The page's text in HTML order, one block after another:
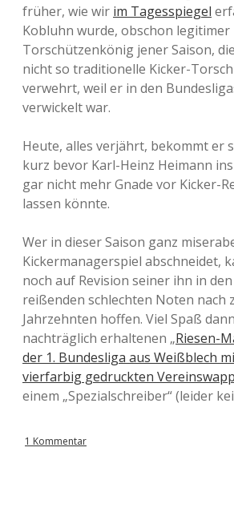
früher, wie wir im Tagesspiegel
Kobluhn wurde, obschon legitimer
Torschützenkönig jener Saison,
nicht so traditionelle Kicker-
verwehrt, weil er in den
verwickelt war.
Heute, alles verjährt, bekommt er
kurz bevor Karl-Heinz Heimann
gar nicht mehr Gnade vor Kicker-
lassen könnte.
Wer in dieser Saison ganz
Kickermanagerspiel abschneidet,
noch auf Revision seiner ihn in
reißenden schlechten Noten nach
Jahrzehnten hoffen. Viel Spaß
nachträglich erhaltenen „Riesen-
der 1. Bundesliga aus Weißblech
vierfarbig gedruckten
einem „Spezialschreiber“ (leider
1 Kommentar